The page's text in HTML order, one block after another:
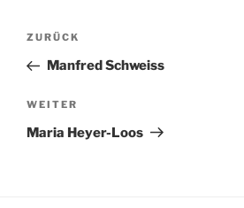
Beitragsnavigation
Vorheriger
Beitrag
ZURÜCK
Manfred Schweiss
Nächster
Beitrag
WEITER
Maria Heyer-Loos